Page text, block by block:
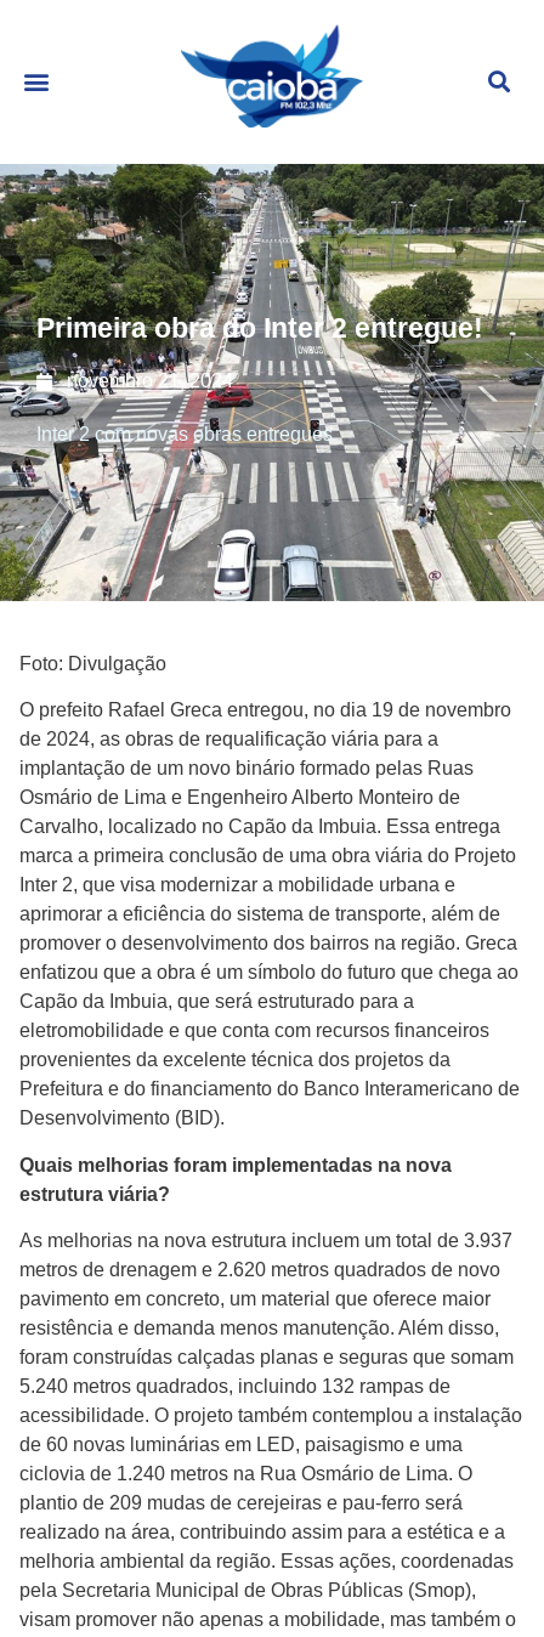
Primeira obra do Inter 2 entregue!
novembro 21, 2024
Inter 2 com novas obras entregues
Foto: Divulgação
O prefeito Rafael Greca entregou, no dia 19 de novembro
de 2024, as obras de requalificação viária para a
implantação de um novo binário formado pelas Ruas
Osmário de Lima e Engenheiro Alberto Monteiro de
Carvalho, localizado no Capão da Imbuia. Essa entrega
marca a primeira conclusão de uma obra viária do Projeto
Inter 2, que visa modernizar a mobilidade urbana e
aprimorar a eficiência do sistema de transporte, além de
promover o desenvolvimento dos bairros na região. Greca
enfatizou que a obra é um símbolo do futuro que chega ao
Capão da Imbuia, que será estruturado para a
eletromobilidade e que conta com recursos financeiros
provenientes da excelente técnica dos projetos da
Prefeitura e do financiamento do Banco Interamericano de
Desenvolvimento (BID).
Quais melhorias foram implementadas na nova
estrutura viária?
As melhorias na nova estrutura incluem um total de 3.937
metros de drenagem e 2.620 metros quadrados de novo
pavimento em concreto, um material que oferece maior
resistência e demanda menos manutenção. Além disso,
foram construídas calçadas planas e seguras que somam
5.240 metros quadrados, incluindo 132 rampas de
acessibilidade. O projeto também contemplou a instalação
de 60 novas luminárias em LED, paisagismo e uma
ciclovia de 1.240 metros na Rua Osmário de Lima. O
plantio de 209 mudas de cerejeiras e pau-ferro será
realizado na área, contribuindo assim para a estética e a
melhoria ambiental da região. Essas ações, coordenadas
pela Secretaria Municipal de Obras Públicas (Smop),
visam promover não apenas a mobilidade, mas também o